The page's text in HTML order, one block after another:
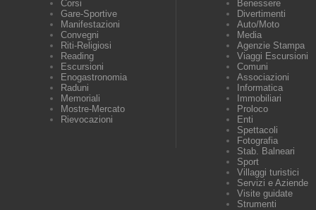
Corsi
Gare-Sportive
Manifestazioni
Convegni
Riti-Religiosi
Reading
Escursioni
Enogastronomia
Raduni
Memoriali
Mostre-Mercato
Rievocazioni
Benessere
Divertimenti
Auto/Moto
Media
Agenzie Stampa
Viaggi Escursioni
Comuni
Associazioni
Informatica
Immobiliari
Proloco
Enti
Spettacoli
Fotografia
Stab. Balneari
Sport
Villaggi turistici
Servizi e Aziende
Visite guidate
Strumenti